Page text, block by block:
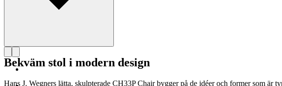
Bekväm stol i modern design
Hans J. Wegners lätta, skulpterade CH33P Chair bygger på de idéer och former som